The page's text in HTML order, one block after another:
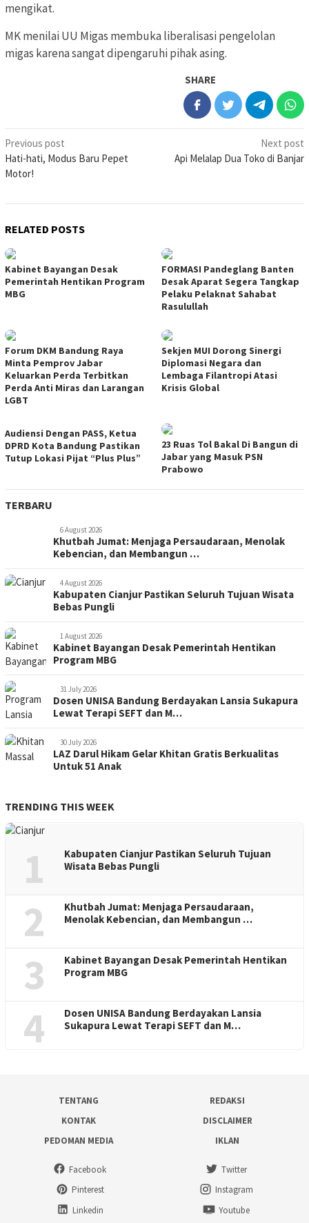
mengikat.
MK menilai UU Migas membuka liberalisasi pengelolan
migas karena sangat dipengaruhi pihak asing.
SHARE
Post
navigation
Previous post
Hati-hati, Modus Baru Pepet
Motor!
Next post
Api Melalap Dua Toko di Banjar
RELATED POSTS
Kabinet Bayangan Desak
Pemerintah Hentikan Program
MBG
FORMASI Pandeglang Banten
Desak Aparat Segera Tangkap
Pelaku Pelaknat Sahabat
Rasulullah
Forum DKM Bandung Raya
Minta Pemprov Jabar
Keluarkan Perda Terbitkan
Perda Anti Miras dan Larangan
LGBT
Sekjen MUI Dorong Sinergi
Diplomasi Negara dan
Lembaga Filantropi Atasi
Krisis Global
Audiensi Dengan PASS, Ketua
DPRD Kota Bandung Pastikan
Tutup Lokasi Pijat “Plus Plus”
23 Ruas Tol Bakal Di Bangun di
Jabar yang Masuk PSN
Prabowo
TERBARU
6 August 2026
Khutbah Jumat: Menjaga Persaudaraan, Menolak
Kebencian, dan Membangun …
4 August 2026
Kabupaten Cianjur Pastikan Seluruh Tujuan Wisata
Bebas Pungli
1 August 2026
Kabinet Bayangan Desak Pemerintah Hentikan
Program MBG
31 July 2026
Dosen UNISA Bandung Berdayakan Lansia Sukapura
Lewat Terapi SEFT dan M…
30 July 2026
LAZ Darul Hikam Gelar Khitan Gratis Berkualitas
Untuk 51 Anak
TRENDING THIS WEEK
1
Kabupaten Cianjur Pastikan Seluruh Tujuan
Wisata Bebas Pungli
2
Khutbah Jumat: Menjaga Persaudaraan,
Menolak Kebencian, dan Membangun …
3
Kabinet Bayangan Desak Pemerintah Hentikan
Program MBG
4
Dosen UNISA Bandung Berdayakan Lansia
Sukapura Lewat Terapi SEFT dan M…
TENTANG
REDAKSI
KONTAK
DISCLAIMER
PEDOMAN MEDIA
IKLAN
Facebook
Twitter
Pinterest
Instagram
Linkedin
Youtube